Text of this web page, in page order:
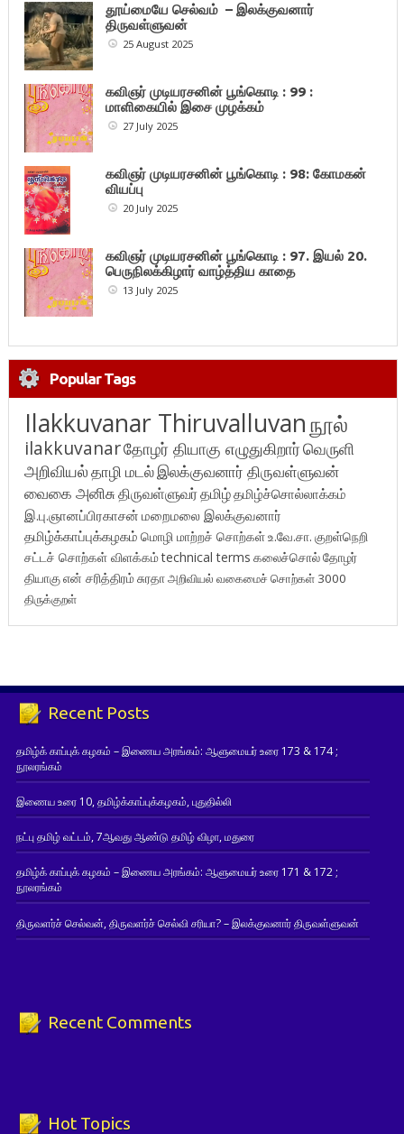
தூய்மையே செல்வம் – இலக்குவனார்
திருவள்ளுவன்
25 August 2025
கவிஞர் முடியரசனின் பூங்கொடி : 99 :
மாளிகையில் இசை முழக்கம்
27 July 2025
கவிஞர் முடியரசனின் பூங்கொடி : 98: கோமகன்
வியப்பு
20 July 2025
கவிஞர் முடியரசனின் பூங்கொடி : 97. இயல் 20.
பெருநிலக்கிழார் வாழ்த்திய காதை
13 July 2025
Popular Tags
Ilakkuvanar Thiruvalluvanநூல்
ilakkuvanarதோழர் தியாகு எழுதுகிறார்வெருளி
அறிவியல்தாழி மடல்இலக்குவனார் திருவள்ளுவன்
வைகை அனிசுதிருவள்ளுவர்தமிழ்தமிழ்ச்சொல்லாக்கம்
இ.பு.ஞானப்பிரகாசன் மறைமலை இலக்குவனார்
தமிழ்க்காப்புக்கழகம் மொழி மாற்றச் சொற்கள்உ.வே.சா. குறள்நெறி
சட்டச் சொற்கள் விளக்கம்technical terms கலைச்சொல்தோழர்
தியாகுஎன் சரித்திரம்சுரதாஅறிவியல் வகைமைச் சொற்கள் 3000
திருக்குறள்
Recent Posts
தமிழ்க் காப்புக் கழகம் – இணைய அரங்கம்: ஆளுமையர் உரை 173 & 174 ;
நூலரங்கம்
இணைய உரை 10, தமிழ்க்காப்புக்கழகம், புதுதில்லி
நட்பு தமிழ் வட்டம், 7ஆவது ஆண்டு தமிழ் விழா, மதுரை
தமிழ்க் காப்புக் கழகம் – இணைய அரங்கம்: ஆளுமையர் உரை 171 & 172 ;
நூலரங்கம்
திருவளர்ச் செல்வன், திருவளர்ச் செல்வி சரியா? – இலக்குவனார் திருவள்ளுவன்
Recent Comments
Hot Topics